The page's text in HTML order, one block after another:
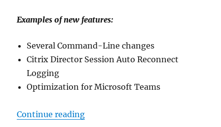
Examples of new features:
Several Command-Line changes
Citrix Director Session Auto Reconnect
Logging
Optimization for Microsoft Teams
Continue reading“New Citrix Software as of June